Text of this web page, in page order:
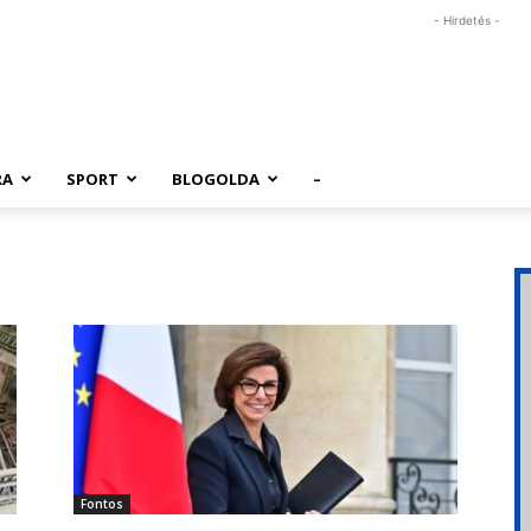
- Hirdetés -
SPORT BLOGOLDA –
Fontos